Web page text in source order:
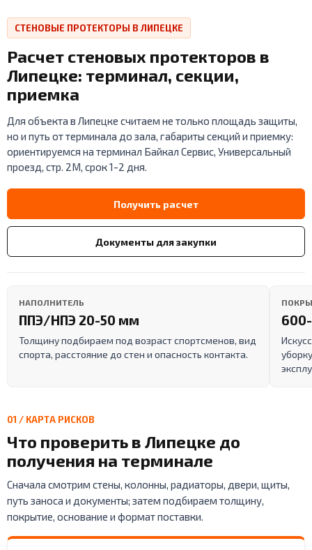
СТЕНОВЫЕ ПРОТЕКТОРЫ В ЛИПЕЦКЕ
Расчет стеновых протекторов в
Липецке: терминал, секции,
приемка
Для объекта в Липецке считаем не только площадь защиты,
но и путь от терминала до зала, габариты секций и приемку:
ориентируемся на терминал Байкал Сервис, Универсальный
проезд, стр. 2М, срок 1-2 дня.
Получить расчет
Документы для закупки
НАПОЛНИТЕЛЬ
ППЭ/НПЭ 20-50 мм
Толщину подбираем под возраст спортсменов, вид
спорта, расстояние до стен и опасность контакта.
01 / КАРТА РИСКОВ
Что проверить в Липецке до
получения на терминале
Сначала смотрим стены, колонны, радиаторы, двери, щиты,
путь заноса и документы; затем подбираем толщину,
покрытие, основание и формат поставки.